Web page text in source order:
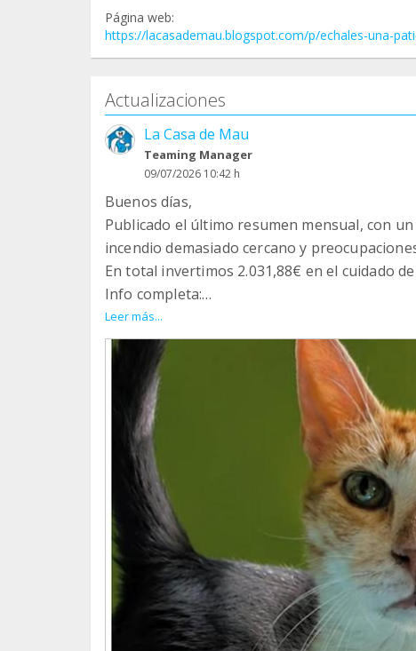
Página web:
https://lacasademau.blogspot.com/p/echales-una-
Actualizaciones
La Casa de Mau
Teaming Manager
09/07/2026 10:42 h
Buenos días,
Publicado el último resumen mensual, con
incendio demasiado cercano y
En total invertimos 2.031,88€ en el cuidado
Info completa:
https://lacasademau.blogspot.com/2026/07/
Una vez más, gracias por estar, gracias por
vidas. Sin tí, nada de esto sería posible.
Un abrazo
Raquel
*La mayoría de los #mausitos tienen
enfermedades crónicas. Por favor, eres
patica
https://www.teaming.net/landing/
PAYPAL: adopciongaticosyperretes@yahoo.es
(Selecciona envío de dinero a amigos)
CAJAMAR ES29 3058 0990 2127 0910 8957
Leer más...